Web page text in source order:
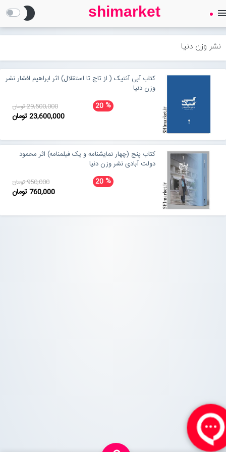
SHIMARKET
فروشگاه اینترنتی کتاب
درباره ما
Open submenu (محصولات)
محصولات
تماس با ما
ورود به سایت
brightness_2 shimarket
نشر وزن دنیا
کتاب آبی آنتیک ( از تاج تا استقلال) اثر ابراهیم افشار نشر
وزن دنیا
20% 29,500,000 تومان
23,600,000 تومان
کتاب پنج (چهار نمایشنامه و یک فیلمنامه) اثر محمود
دولت آبادی نشر وزن دنیا
20% 950,000 تومان
760,000 تومان